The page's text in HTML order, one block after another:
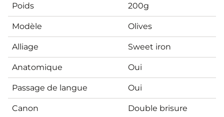
Poids 200g
Modèle Olives
Alliage Sweet iron
Anatomique Oui
Passage de langue Oui
Canon Double brisure